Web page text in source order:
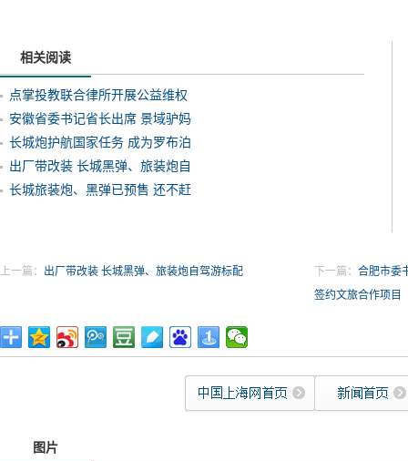
相关阅读
点掌投教联合律所开展公益维权
安徽省委书记省长出席 景域驴妈
长城炮护航国家任务 成为罗布泊
出厂带改装 长城黑弹、旅装炮自
长城旅装炮、黑弹已预售 还不赶
上一篇： 出厂带改装 长城黑弹、旅装炮自驾游标配 下一篇： 合肥市委
签约文旅合作项目
图片